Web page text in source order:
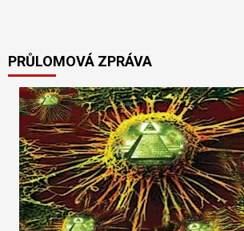
PRŮLOMOVÁ ZPRÁVA